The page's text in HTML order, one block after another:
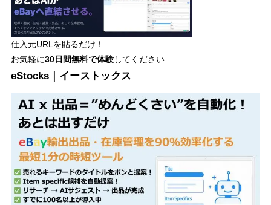
仕入元URLを貼るだけ！
お気軽に30日間無料で体験してください
eStocks｜イーストックス